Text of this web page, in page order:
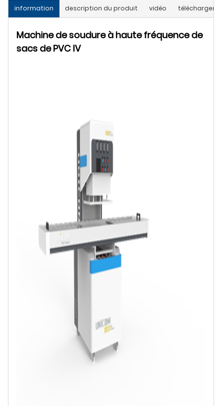
information description du produit vidéo télécharger
Machine de soudure à haute fréquence de
sacs de PVC IV